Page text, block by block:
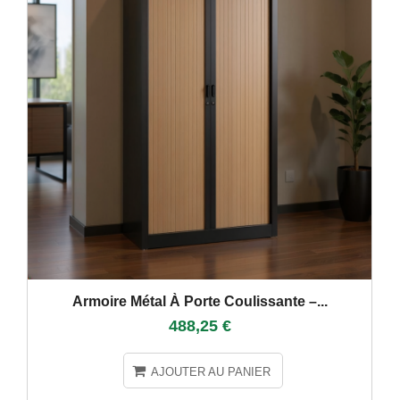
Armoire Métal À Porte Coulissante –...
488,25 €
AJOUTER AU PANIER